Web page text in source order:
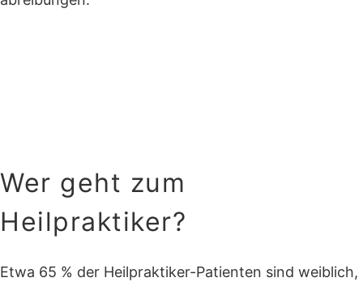
Wer geht zum
Heilpraktiker?
Etwa 65 % der Heilpraktiker-Patienten sind weiblich,